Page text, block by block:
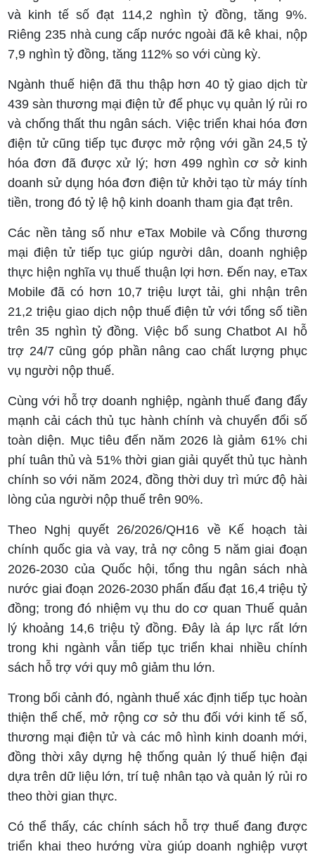
và kinh tế số đạt 114,2 nghìn tỷ đồng, tăng 9%.
Riêng 235 nhà cung cấp nước ngoài đã kê khai, nộp
7,9 nghìn tỷ đồng, tăng 112% so với cùng kỳ.
Ngành thuế hiện đã thu thập hơn 40 tỷ giao dịch từ
439 sàn thương mại điện tử để phục vụ quản lý rủi ro
và chống thất thu ngân sách. Việc triển khai hóa đơn
điện tử cũng tiếp tục được mở rộng với gần 24,5 tỷ
hóa đơn đã được xử lý; hơn 499 nghìn cơ sở kinh
doanh sử dụng hóa đơn điện tử khởi tạo từ máy tính
tiền, trong đó tỷ lệ hộ kinh doanh tham gia đạt trên.
Các nền tảng số như eTax Mobile và Cổng thương
mại điện tử tiếp tục giúp người dân, doanh nghiệp
thực hiện nghĩa vụ thuế thuận lợi hơn. Đến nay, eTax
Mobile đã có hơn 10,7 triệu lượt tải, ghi nhận trên
21,2 triệu giao dịch nộp thuế điện tử với tổng số tiền
trên 35 nghìn tỷ đồng. Việc bổ sung Chatbot AI hỗ
trợ 24/7 cũng góp phần nâng cao chất lượng phục
vụ người nộp thuế.
Cùng với hỗ trợ doanh nghiệp, ngành thuế đang đẩy
mạnh cải cách thủ tục hành chính và chuyển đổi số
toàn diện. Mục tiêu đến năm 2026 là giảm 61% chi
phí tuân thủ và 51% thời gian giải quyết thủ tục hành
chính so với năm 2024, đồng thời duy trì mức độ hài
lòng của người nộp thuế trên 90%.
Theo Nghị quyết 26/2026/QH16 về Kế hoạch tài
chính quốc gia và vay, trả nợ công 5 năm giai đoạn
2026-2030 của Quốc hội, tổng thu ngân sách nhà
nước giai đoạn 2026-2030 phấn đấu đạt 16,4 triệu tỷ
đồng; trong đó nhiệm vụ thu do cơ quan Thuế quản
lý khoảng 14,6 triệu tỷ đồng. Đây là áp lực rất lớn
trong khi ngành vẫn tiếp tục triển khai nhiều chính
sách hỗ trợ với quy mô giảm thu lớn.
Trong bối cảnh đó, ngành thuế xác định tiếp tục hoàn
thiện thể chế, mở rộng cơ sở thu đối với kinh tế số,
thương mại điện tử và các mô hình kinh doanh mới,
đồng thời xây dựng hệ thống quản lý thuế hiện đại
dựa trên dữ liệu lớn, trí tuệ nhân tạo và quản lý rủi ro
theo thời gian thực.
Có thể thấy, các chính sách hỗ trợ thuế đang được
triển khai theo hướng vừa giúp doanh nghiệp vượt